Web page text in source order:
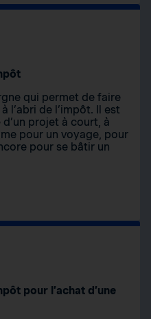
qui permet de faire
l’abri de l’impôt. Il est
projet à court, à
pour un voyage, pour
pour se bâtir un
pour l’achat d’une